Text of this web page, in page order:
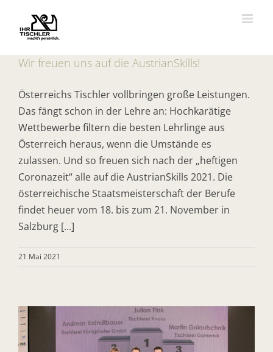
springen
Wir freuen uns auf die AustrianSkills!
Österreichs Tischler vollbringen große Leistungen.
Das fängt schon in der Lehre an: Hochkarätige
Wettbewerbe filtern die besten Lehrlinge aus
Österreich heraus, wenn die Umstände es
zulassen. Und so freuen sich nach der „heftigen
Coronazeit“ alle auf die AustrianSkills 2021. Die
österreichische Staatsmeisterschaft der Berufe
findet heuer vom 18. bis zum 21. November in
Salzburg [...]
21 Mai 2021